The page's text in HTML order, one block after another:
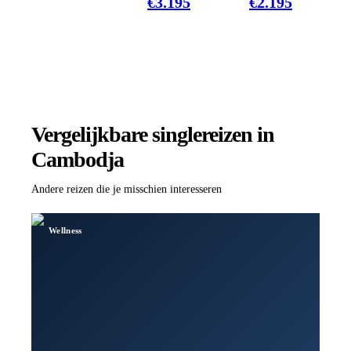
Vergelijkbare singlereizen in
Cambodja
Andere reizen die je misschien interesseren
Wellness